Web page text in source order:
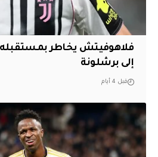
فلاهوفيتش يخاطر بمستقبله
إلى برشلونة
قبل 4 أيام